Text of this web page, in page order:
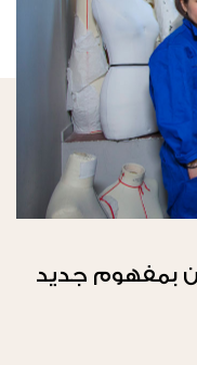
بمفهوم جديد